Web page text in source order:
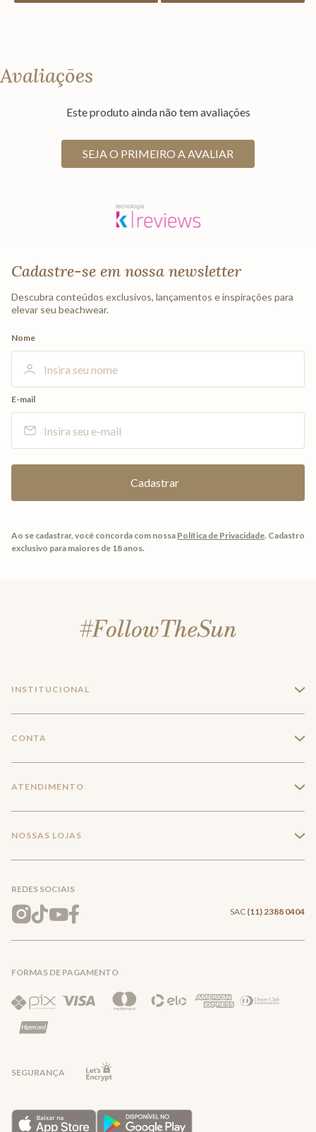
Avaliações
Este produto ainda não tem avaliações
SEJA O PRIMEIRO A AVALIAR
Cadastre-se em nossa newsletter
Descubra conteúdos exclusivos, lançamentos e inspirações para
elevar seu beachwear.
Nome
E-mail
Ao se cadastrar, você concorda com nossa Política de Privacidade. Cadastro
exclusivo para maiores de 18 anos.
INSTITUCIONAL +
Trabalhe conosco
Mapa do Site
CONTA +
Meus pedidos
Wishlist
ATENDIMENTO +
Entrega e Frete
Trocas e Devoluções
Política de Privacidade
NOSSAS LOJAS +
REDES SOCIAIS
SAC (11) 2388 0404
FORMAS DE PAGAMENTO
SEGURANÇA